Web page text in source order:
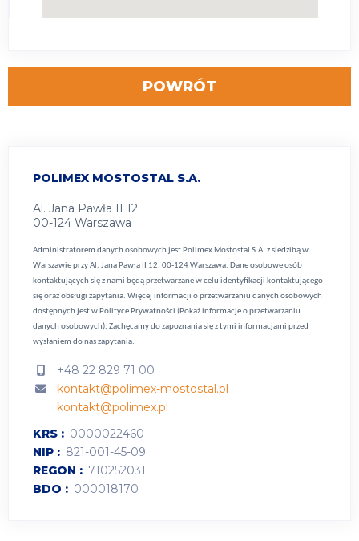
POLIMEX MOSTOSTAL S.A.
Al. Jana Pawła II 12
00-124 Warszawa
Administratorem danych osobowych jest Polimex Mostostal S.A. z siedzibą w
Warszawie przy Al. Jana Pawła II 12, 00-124 Warszawa. Dane osobowe osób
kontaktujących się z nami będą przetwarzane w celu identyfikacji kontaktującego
się oraz obsługi zapytania. Więcej informacji o przetwarzaniu danych osobowych
dostępnych jest w Polityce Prywatności (Pokaż informacje o przetwarzaniu
danych osobowych). Zachęcamy do zapoznania się z tymi informacjami przed
wysłaniem do nas zapytania.
+48 22 829 71 00
kontakt@polimex-mostostal.pl
kontakt@polimex.pl
KRS
0000022460
NIP
821-001-45-09
REGON
710252031
BDO
000018170
POWRÓT